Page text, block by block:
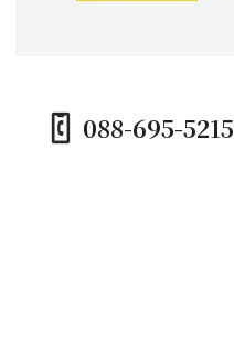
088-695-5215